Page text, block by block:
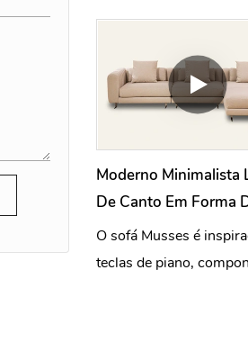
material através de um
acabamento delicado
Moderno Minimalista
De Canto Em Forma
Para Sala De Estar
O sofá Musses é
teclas de piano,